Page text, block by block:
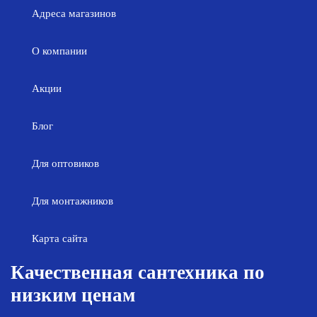
Адреса магазинов
О компании
Акции
Блог
Для оптовиков
Для монтажников
Карта сайта
Качественная сантехника по
низким ценам